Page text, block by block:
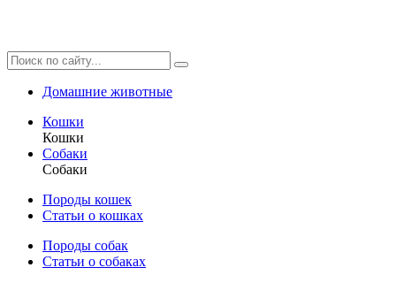
Домашние животные
Кошки
Кошки
Собаки
Собаки
Породы кошек
Статьи о кошках
Породы собак
Статьи о собаках